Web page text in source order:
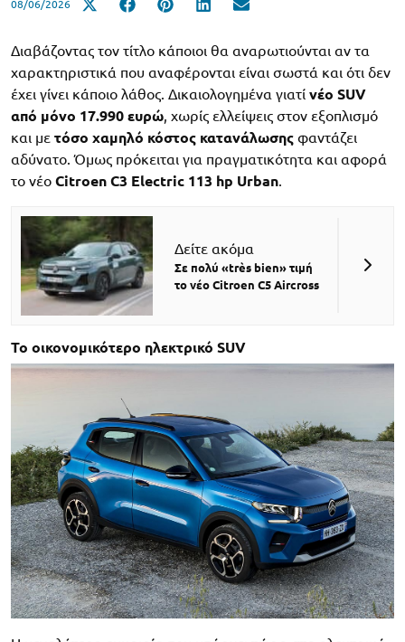
08/06/2026
Διαβάζοντας τον τίτλο κάποιοι θα αναρωτιούνται αν τα
χαρακτηριστικά που αναφέρονται είναι σωστά και ότι δεν
έχει γίνει κάποιο λάθος. Δικαιολογημένα γιατί νέο SUV
από μόνο 17.990 ευρώ, χωρίς ελλείψεις στον εξοπλισμό
και με τόσο χαμηλό κόστος κατανάλωσης φαντάζει
αδύνατο. Όμως πρόκειται για πραγματικότητα και αφορά
το νέο Citroen C3 Electric 113 hp Urban.
Δείτε ακόμα
Σε πολύ «très bien» τιμή
το νέο Citroen C5 Aircross
Το οικονομικότερο ηλεκτρικό SUV